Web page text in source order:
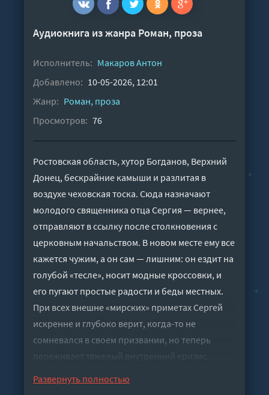
Аудиокнига из жанра Роман, проза
Исполнитель: Макаров Антон
Добавлено: 10-05-2026, 12:01
Жанр: Роман, проза
Просмотров: 76
Ростовская область, хутор Богданов, Верхний
Донец, бескрайние камыши и разлитая в
воздухе чеховская тоска. Сюда назначают
молодого священника отца Сергия — вернее,
отправляют в ссылку после столкновения с
церковным начальством. В новом месте ему все
кажется чужим, а он сам — лишним: он ездит на
голубой «тесле», носит модные кроссовки, и
его пугают простые радости и беды местных.
При всех внешне «мирских» приметах Сергей
искренне и глубоко верит, когда-то не
сомневался в своем призвании, но теперь
переживает тяжелый внутренний кризис.
людей вокруг: бизнесмена Дуброва,
Развернуть полностью